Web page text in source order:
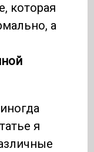
которая
а
я